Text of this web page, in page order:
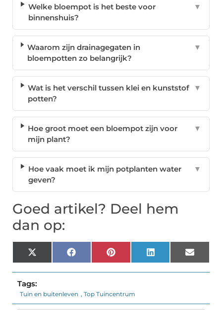
Welke bloempot is het beste voor
binnenshuis?
▼
Waarom zijn drainagegaten in
bloempotten zo belangrijk?
▼
Wat is het verschil tussen klei en kunststof
potten?
▼
Hoe groot moet een bloempot zijn voor
mijn plant?
▼
Hoe vaak moet ik mijn potplanten water
geven?
▼
Goed artikel? Deel hem
dan op:
X
(Twitter)
FacebookPinterest LinkedIn Email
Tags:
Tuin en buitenleven , Top Tuincentrum